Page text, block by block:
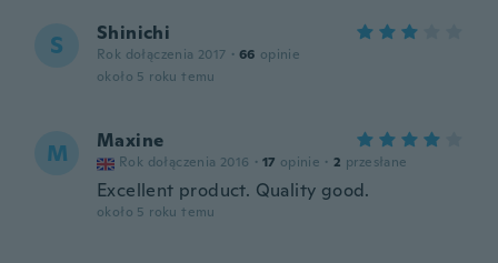
S Shinichi
Rok dołączenia 2017 · 66 opinie
około 5 roku temu
M Maxine
Rok dołączenia 2016 · 17 opinie · 2 przesłane
Excellent product. Quality good.
około 5 roku temu